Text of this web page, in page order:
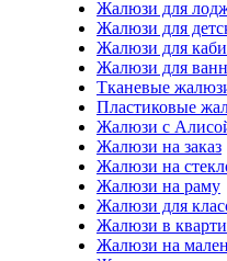
Жалюзи для
Жалюзи для
Жалюзи для
Жалюзи для
Тканевые
Пластиковые
Жалюзи с
Жалюзи на заказ
Жалюзи на
Жалюзи на раму
Жалюзи для
Жалюзи в
Жалюзи на